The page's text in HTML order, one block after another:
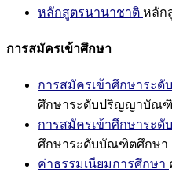
หลักสูตรนานาชาติ หลัก
การสมัครเข้าศึกษา
การสมัครเข้าศึกษาระ
ศึกษาระดับปริญญาบัณ
การสมัครเข้าศึกษาระ
ศึกษาระดับบัณฑิตศึกษา
ค่าธรรมเนียมการศึกษา